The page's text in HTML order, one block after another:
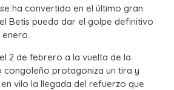
ha convertido en el último gran
Betis pueda dar el golpe definitivo
2 de febrero a la vuelta de la
congoleño protagoniza un tira y
vilo la llegada del refuerzo que